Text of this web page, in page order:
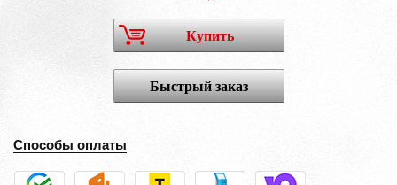
Купить
Быстрый заказ
Способы оплаты